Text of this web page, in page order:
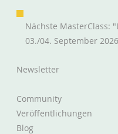
Homeoffice und
zu Eurem Vorteil
Newsletter
Community
Veröffentlichungen
Blog
Nächste MasterClass:
03./04. September 2026